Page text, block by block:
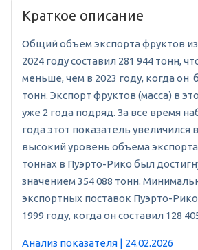
Краткое описание
Общий объем экспорта фруктов
2024 году составил 281 944 тонн,
меньше, чем в 2023 году, когда он
тонн. Экспорт фруктов (масса) в
уже 2 года подряд. За все время
года этот показатель увеличился
высокий уровень объема
тоннах в Пуэрто-Рико был
значением 354 088 тонн.
экспортных поставок Пуэрто-
1999 году, когда он составил 128
Анализ показателя | 24.02.2026